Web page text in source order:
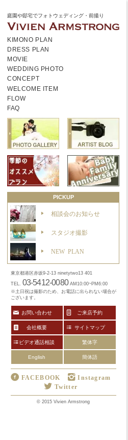
庭園や邸宅でフォトウェディング・前撮り
KIMONO PLAN
DRESS PLAN
MOVIE
WEDDING PHOTO
CONCEPT
WELCOME ITEM
FLOW
FAQ
PICKUP
相談会のお知らせ
スタジオ撮影
NEW PLAN
東京都港区赤坂9-2-13 ninetytwo13 401
TEL. 03-5412-0080 AM10:00~PM6:00
※土日祝は撮影のため、お電話に出られない場合が
ございます。
お問い合わせ ご来店予約
会社概要 サイトマップ
ビデオ通話相談 繁体字
English 簡体語
FACEBOOK
Instagram
Twitter
© 2015 Vivien Armstrong